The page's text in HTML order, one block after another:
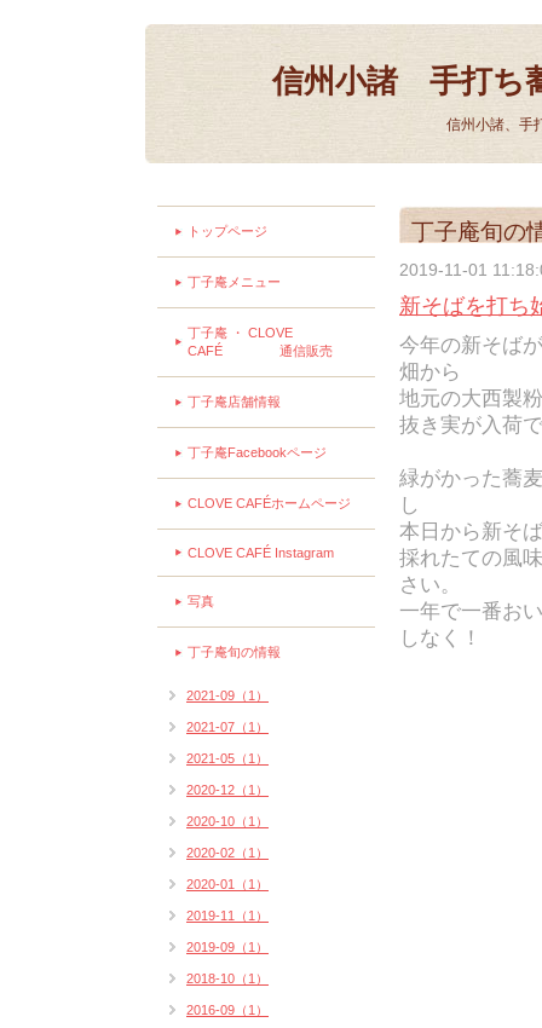
信州小諸 手打ち
信州小諸、手
丁子庵旬の
2019-11-01
新そばを打ち
今年の新そば
畑から
地元の大西製
抜き実が入荷
緑がかった蕎
し
本日から新そ
採れたての風
さい。
一年で一番お
しなく！
トップページ
丁子庵メニュー
丁子庵 ・ CLOVE
CAFÉ 通信販売
丁子庵店舗情報
丁子庵Facebookページ
CLOVE CAFÉホームページ
CLOVE CAFÉ Instagram
写真
丁子庵旬の情報
2021-09（1）
2021-07（1）
2021-05（1）
2020-12（1）
2020-10（1）
2020-02（1）
2020-01（1）
2019-11（1）
2019-09（1）
2018-10（1）
2016-09（1）